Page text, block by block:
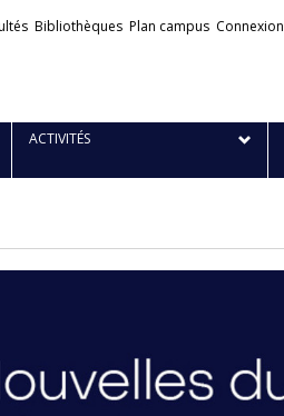
Bibliothèques Plan campus Connexion
ACTIVITÉS